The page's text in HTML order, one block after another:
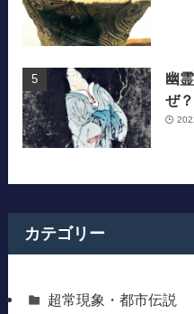
幽
ぜ
カテゴリー
超常現象・都市伝説